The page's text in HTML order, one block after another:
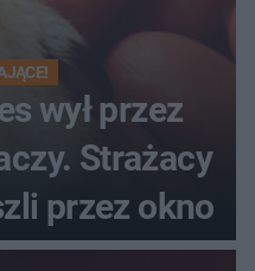
wył przez
Strażacy
przez okno